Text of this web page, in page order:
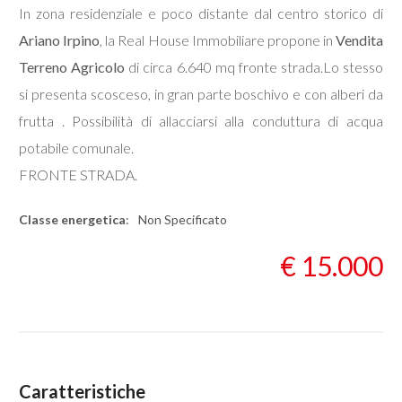
In zona residenziale e poco distante dal centro storico di
Ariano Irpino, la Real House Immobiliare propone in Vendita
Terreno Agricolo di circa 6.640 mq fronte strada.Lo stesso
si presenta scosceso, in gran parte boschivo e con alberi da
frutta . Possibilità di allacciarsi alla conduttura di acqua
potabile comunale.
FRONTE STRADA.
Classe energetica: Non Specificato
€ 15.000
Caratteristiche
Commerciali
Industriali
Terreni
Prezzo